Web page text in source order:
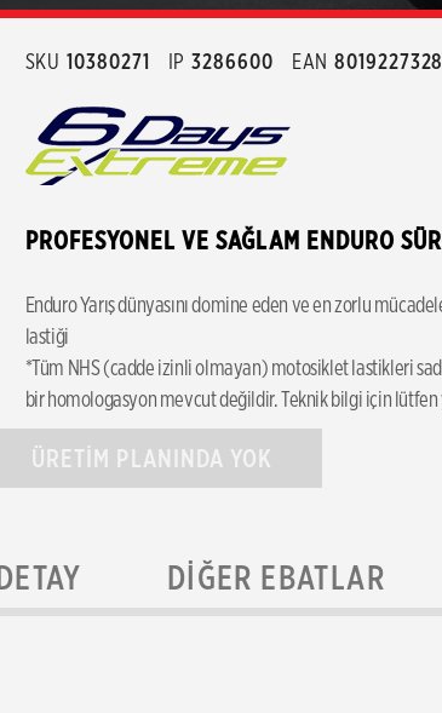
SKU 10380271 IP 3286600 EAN
PROFESYONEL VE SAĞLAM ENDURO
Enduro Yarış dünyasını domine eden ve en zorlu
lastiği
*Tüm NHS (cadde izinli olmayan) motosiklet lastikleri
bir homologasyon mevcut değildir. Teknik bilgi için lütfen
ÜRETİM PLANINDA YOK
DIĞER EBATLAR